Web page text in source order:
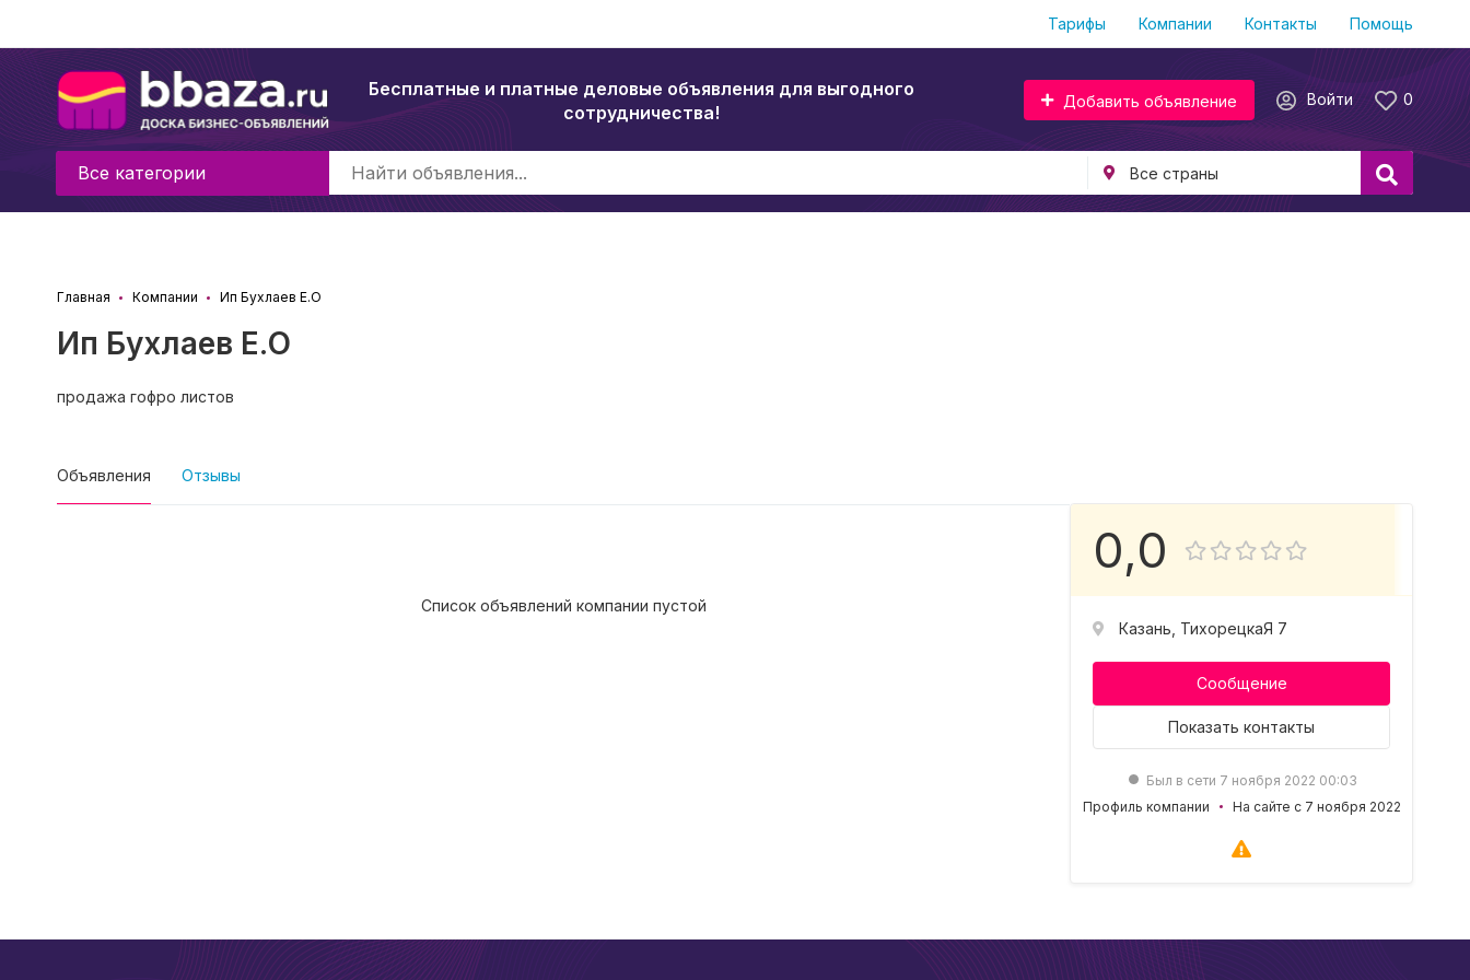
Тарифы Компании Контакты Помощь
Бесплатные и платные деловые объявления для выгодного
сотрудничества!
0
Войти
Добавить объявление
Все категории
Главная Компании Ип Бухлаев Е.О
Ип Бухлаев Е.О
продажа гофро листов
Объявления Отзывы
Список объявлений компании пустой
0,0
Казань, ТихорецкаЯ 7
Сообщение
Показать контакты
Был в сети 7 ноября 2022 00:03
Профиль компании
На сайте с 7 ноября 2022